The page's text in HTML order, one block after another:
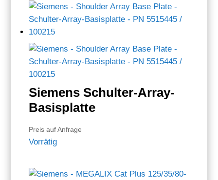
Siemens Schulter-Array-
Basisplatte
Preis auf Anfrage
Vorrätig